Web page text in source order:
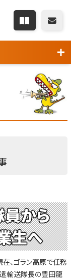
から
生へ
、ゴラン高原で任務
輸送隊長の豊田龍